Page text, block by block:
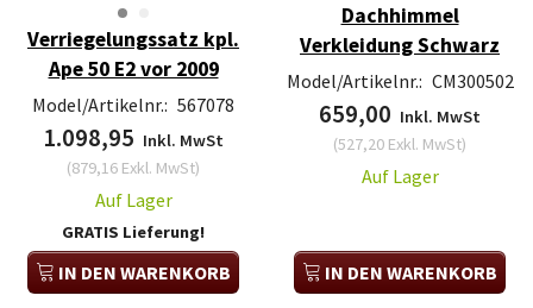
Verriegelungssatz kpl.
Ape 50 E2 vor 2009
Model/Artikelnr.: 567078
1.098,95 Inkl. MwSt
(879,16 Exkl. MwSt)
Auf Lager
GRATIS Lieferung!
IN DEN WARENKORB
Dachhimmel
Verkleidung Schwarz
Model/Artikelnr.: CM300502
659,00 Inkl. MwSt
(527,20 Exkl. MwSt)
Auf Lager
IN DEN WARENKORB